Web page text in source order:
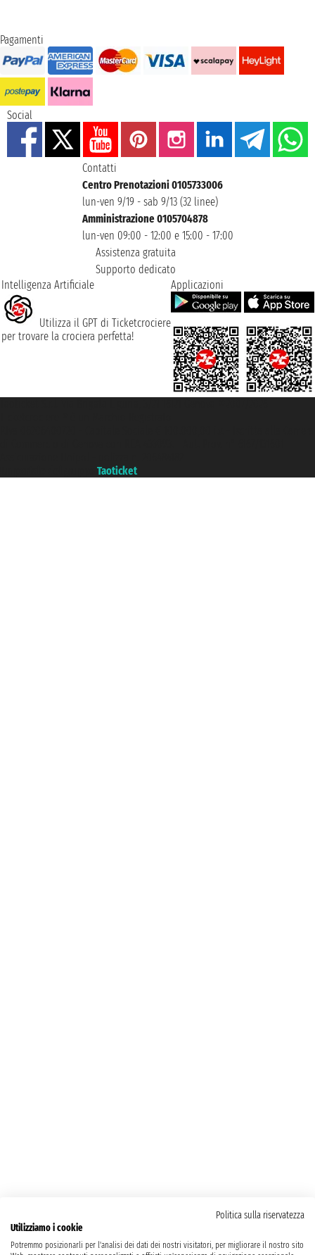
Pagamenti
Social
Contatti
Centro Prenotazioni 0105733006
lun-ven 9/19 - sab 9/13 (32 linee)
Amministrazione 0105704878
lun-ven 09:00 - 12:00 e 15:00 - 17:00
Assistenza gratuita
Supporto dedicato
Intelligenza Artificiale
Utilizza il GPT di Ticketcrociere
per trovare la crociera perfetta!
Applicazioni
Taoticket
Politica sulla riservatezza
Utilizziamo i cookie
Potremmo posizionarli per l'analisi dei dati dei nostri visitatori, per migliorare il nostro sito